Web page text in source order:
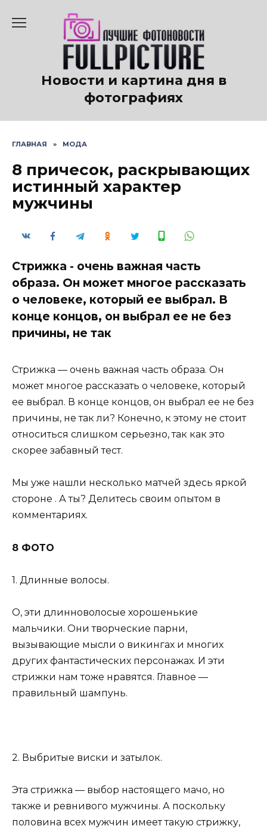
содержанию
Новости и картина дня в
фотографиях
ГЛАВНАЯ » МОДА
8 причесок, раскрывающих
истинный характер
мужчины
Стрижка - очень важная часть
образа. Он может многое рассказать
о человеке, который ее выбрал. В
конце концов, он выбрал ее не без
причины, не так
Стрижка — очень важная часть образа. Он
может многое рассказать о человеке, который
ее выбрал. В конце концов, он выбрал ее не без
причины, не так ли? Конечно, к этому не стоит
относиться слишком серьезно, так как это
скорее забавный тест.
Мы уже нашли несколько матчей здесь яркой
стороне . А ты? Делитесь своим опытом в
комментариях.
8 ФОТО
1. Длинные волосы.
О, эти длинноволосые хорошенькие
мальчики. Они творческие парни,
вызывающие мысли о викингах и многих
других фантастических персонажах. И эти
стрижки нам тоже нравятся. Главное —
правильный шампунь.
2. Выбритые виски и затылок.
Эта стрижка — выбор настоящего мачо, но
также и ревнивого мужчины. А поскольку
половина всех мужчин имеет такую стрижку,